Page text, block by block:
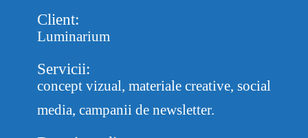
Client:
Luminarium
Servicii:
concept vizual, materiale creative, social
media, campanii de newsletter.